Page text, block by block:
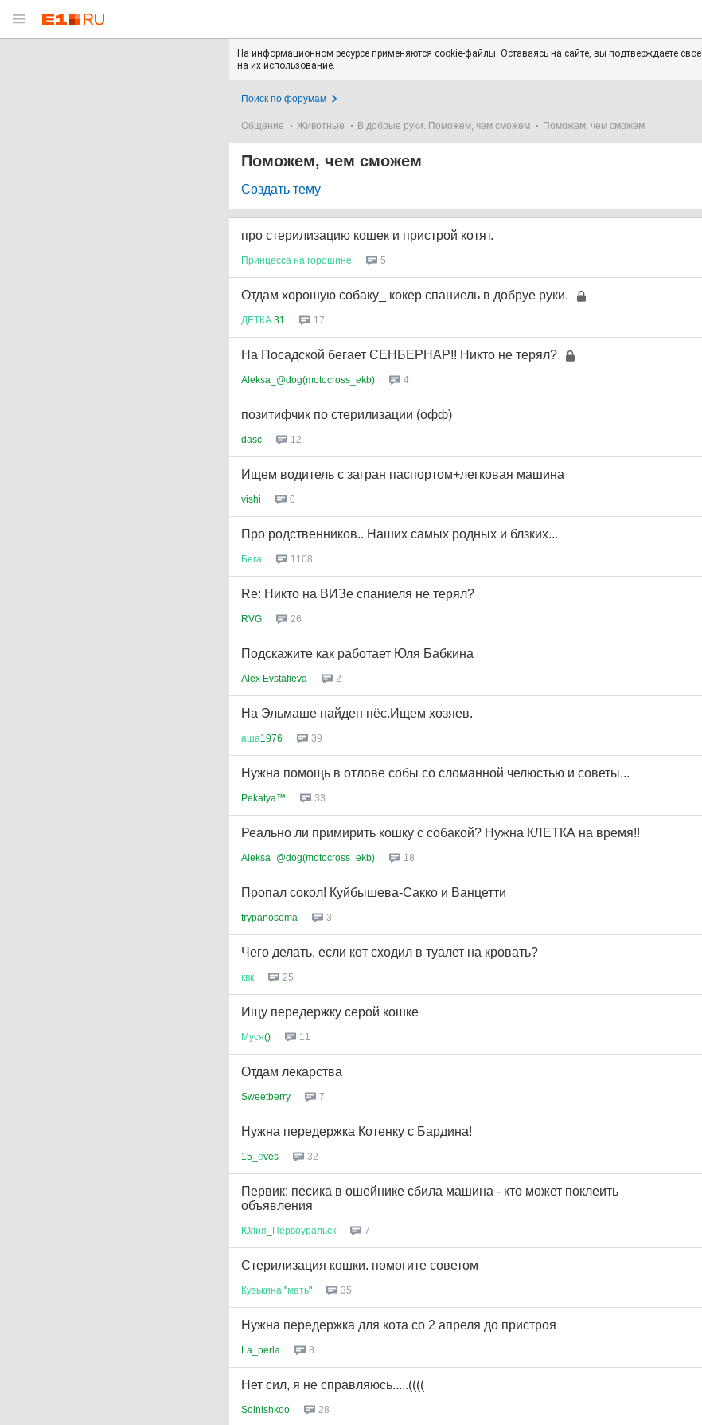
На информационном ресурсе применяются cookie-файлы. Оставаясь на сайте, вы подтверждаете свое
на их использование.
Поиск по форумам
Общение Животные В добрые руки. Поможем, чем сможем Поможем, чем сможем
Поможем, чем сможем
Создать тему
про стерилизацию кошек и пристрой котят.
Принцесса на горошине 5
Отдам хорошую собаку_ кокер спаниель в добруе руки.
ДЕТКА 31 17
На Посадской бегает СЕНБЕРНАР!! Никто не терял?
Aleksa_@dog(motocross_ekb) 4
позитифчик по стерилизации (офф)
dasc 12
Ищем водитель с загран паспортом+легковая машина
vishi 0
Про родственников.. Наших самых родных и блзких...
Бега 1108
Re: Никто на ВИЗе спаниеля не терял?
RVG 26
Подскажите как работает Юля Бабкина
Alex Evstafieva 2
На Эльмаше найден пёс.Ищем хозяев.
аша1976 39
Нужна помощь в отлове собы со сломанной челюстью и советы...
Pekatya™ 33
Реально ли примирить кошку с собакой? Нужна КЛЕТКА на время!!
Aleksa_@dog(motocross_ekb) 18
Пропал сокол! Куйбышева-Сакко и Ванцетти
trypanosoma 3
Чего делать, если кот сходил в туалет на кровать?
квк 25
Ищу передержку серой кошке
Муся() 11
Отдам лекарства
Sweetberry 7
Нужна передержка Котенку с Бардина!
15_ еves 32
Первик: песика в ошейнике сбила машина - кто может поклеить
объявления
Юлия Первоуральск 7
Стерилизация кошки. помогите советом
Кузькина "мать" 35
Нужна передержка для кота со 2 апреля до пристроя
La_perla 8
Нет сил, я не справляюсь.....((((
Solnishkoo 28